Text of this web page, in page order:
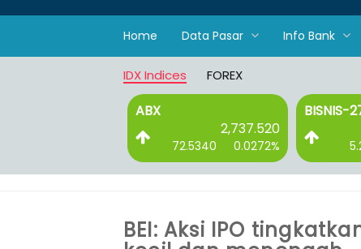
Home Data Pasar Info Bank
IDX Indices FOREX
ABX
2,737.520
72.5340 0.0272%
BISNIS-
BEI: Aksi IPO